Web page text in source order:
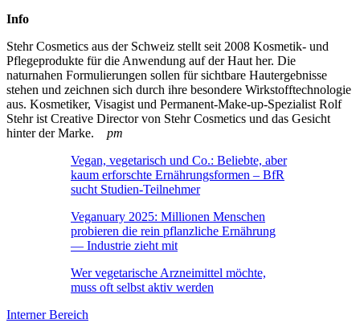
Info
Stehr Cosmetics aus der Schweiz stellt seit 2008 Kosmetik- und
Pflegeprodukte für die Anwendung auf der Haut her. Die
naturnahen Formulierungen sollen für sichtbare Hautergebnisse
stehen und zeichnen sich durch ihre besondere Wirkstofftechnologie
aus. Kosmetiker, Visagist und Permanent-Make-up-Spezialist Rolf
Stehr ist Creative Director von Stehr Cosmetics und das Gesicht
hinter der Marke. pm
Vegan, vegetarisch und Co.: Beliebte, aber
kaum erforschte Ernährungsformen – BfR
sucht Studien-Teilnehmer
Veganuary 2025: Millionen Menschen
probieren die rein pflanzliche Ernährung
— Industrie zieht mit
Wer vegetarische Arzneimittel möchte,
muss oft selbst aktiv werden
Interner Bereich